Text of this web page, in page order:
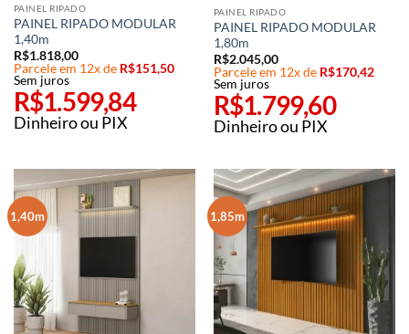
PAINEL RIPADO
PAINEL RIPADO MODULAR
1,40m
R$1.818,00
Parcele em 12x de R$151,50
Sem juros
R$1.599,84
Dinheiro ou PIX
PAINEL RIPADO
PAINEL RIPADO MODULAR
1,80m
R$2.045,00
Parcele em 12x de R$170,42
Sem juros
R$1.799,60
Dinheiro ou PIX
1,40m 1,85m